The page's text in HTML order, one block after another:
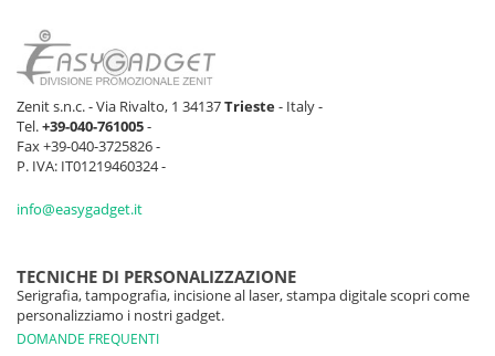
Zenit s.n.c. - Via Rivalto, 1 34137Trieste- Italy -
Tel.+39-040-761005-
Fax +39-040-3725826 -
P. IVA: IT01219460324 -
info@easygadget.it
TECNICHE DI PERSONALIZZAZIONE
Serigrafia, tampografia, incisione al laser, stampa digitale scopri come
personalizziamo i nostri gadget.
DOMANDE FREQUENTI